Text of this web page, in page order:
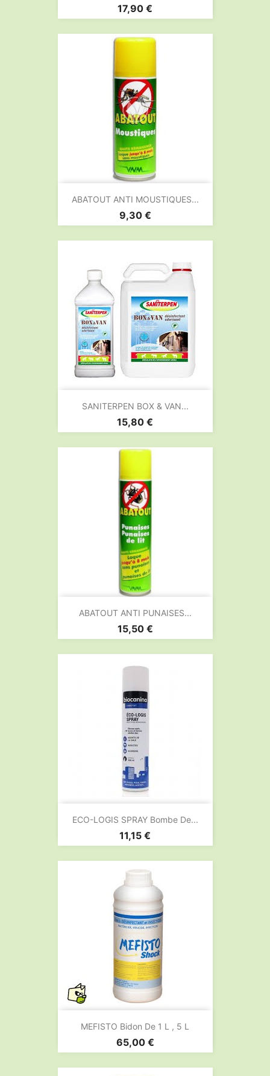
Prix
17,90 €
ABATOUT ANTI MOUSTIQUES...
Prix
9,30 €
SANITERPEN BOX & VAN...
Prix
15,80 €
ABATOUT ANTI PUNAISES...
Prix
15,50 €
ECO-LOGIS SPRAY Bombe De...
Prix
11,15 €
MEFISTO Bidon De 1 L , 5 L
Prix
65,00 €